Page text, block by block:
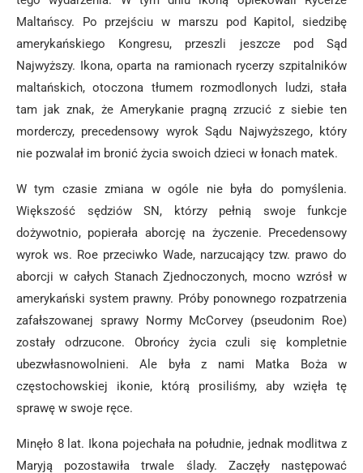
Maltańscy. Po przejściu w marszu pod Kapitol, siedzibę
amerykańskiego Kongresu, przeszli jeszcze pod Sąd
Najwyższy. Ikona, oparta na ramionach rycerzy szpitalników
maltańskich, otoczona tłumem rozmodlonych ludzi, stała
tam jak znak, że Amerykanie pragną zrzucić z siebie ten
morderczy, precedensowy wyrok Sądu Najwyższego, który
nie pozwalał im bronić życia swoich dzieci w łonach matek.
W tym czasie zmiana w ogóle nie była do pomyślenia.
Większość sędziów SN, którzy pełnią swoje funkcje
dożywotnio, popierała aborcję na życzenie. Precedensowy
wyrok ws. Roe przeciwko Wade, narzucający tzw. prawo do
aborcji w całych Stanach Zjednoczonych, mocno wzrósł w
amerykański system prawny. Próby ponownego rozpatrzenia
zafałszowanej sprawy Normy McCorvey (pseudonim Roe)
zostały odrzucone. Obrońcy życia czuli się kompletnie
ubezwłasnowolnieni. Ale była z nami Matka Boża w
częstochowskiej ikonie, którą prosiliśmy, aby wzięła tę
sprawę w swoje ręce.
Minęło 8 lat. Ikona pojechała na południe, jednak modlitwa z
Maryją pozostawiła trwale ślady. Zaczęły następować